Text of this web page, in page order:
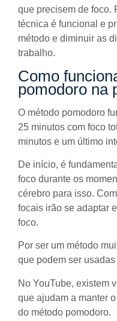
que precisem de foco.
técnica é funcional e
método e diminuir as
trabalho.
Como
pomodoro na
O método pomodoro
25 minutos com foco
minutos e um último
De início, é
foco durante os
cérebro para isso.
focais irão se adaptar
foco.
Por ser um método
que podem ser
No YouTube, existem
que ajudam a manter
do método pomodoro.